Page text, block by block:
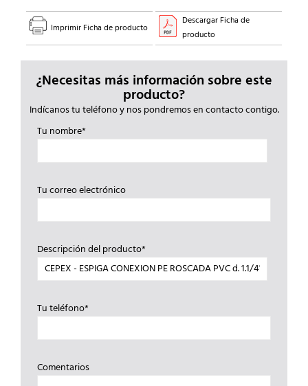
Imprimir Ficha de producto
Descargar Ficha de
producto
¿Necesitas más información sobre este
producto?
Indícanos tu teléfono y nos pondremos en contacto contigo.
Tu nombre*
Tu correo electrónico
Descripción del producto*
Tu teléfono*
Comentarios